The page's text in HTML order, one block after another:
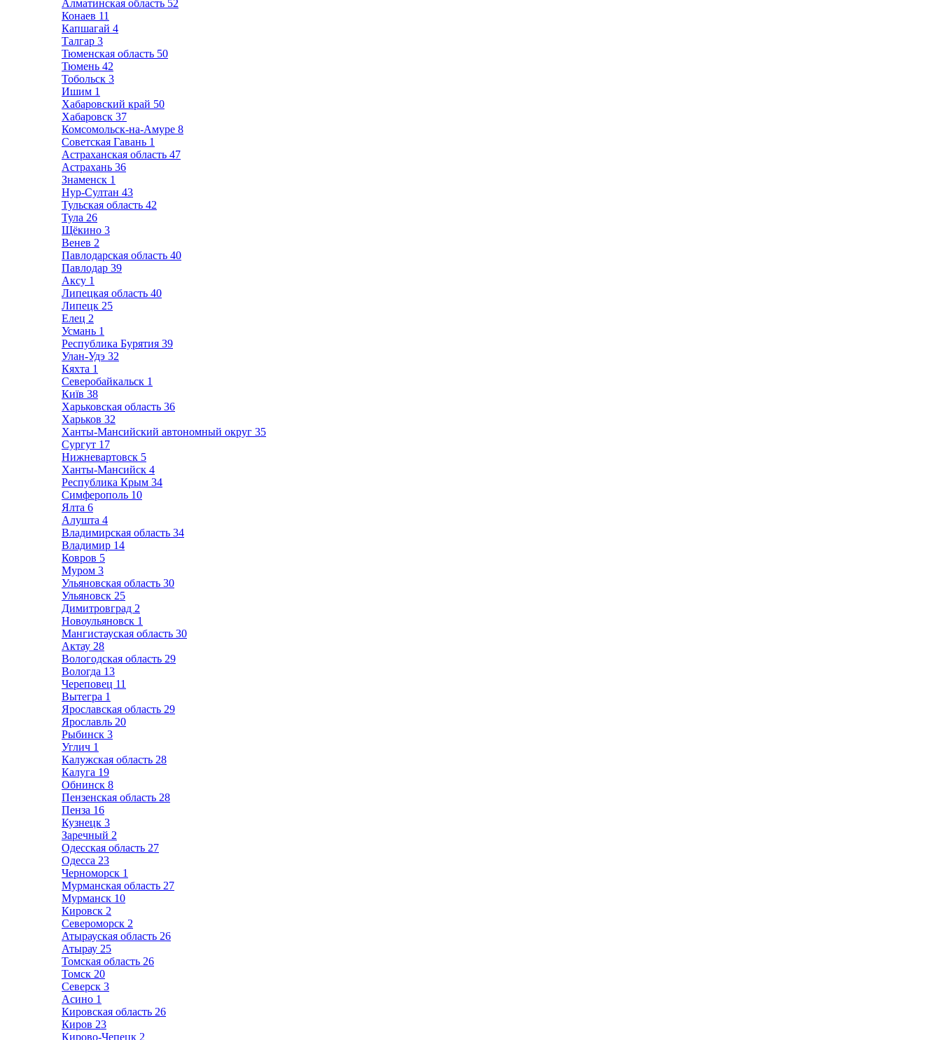
Алматинская область 52
Конаев 11
Капшагай 4
Талгар 3
Тюменская область 50
Тюмень 42
Тобольск 3
Ишим 1
Хабаровский край 50
Хабаровск 37
Комсомольск-на-Амуре 8
Советская Гавань 1
Астраханская область 47
Астрахань 36
Знаменск 1
Нур-Султан 43
Тульская область 42
Тула 26
Щёкино 3
Венев 2
Павлодарская область 40
Павлодар 39
Аксу 1
Липецкая область 40
Липецк 25
Елец 2
Усмань 1
Республика Бурятия 39
Улан-Удэ 32
Кяхта 1
Северобайкальск 1
Київ 38
Харьковская область 36
Харьков 32
Ханты-Мансийский автономный округ 35
Сургут 17
Нижневартовск 5
Ханты-Мансийск 4
Республика Крым 34
Симферополь 10
Ялта 6
Алушта 4
Владимирская область 34
Владимир 14
Ковров 5
Муром 3
Ульяновская область 30
Ульяновск 25
Димитровград 2
Новоульяновск 1
Мангистауская область 30
Актау 28
Вологодская область 29
Вологда 13
Череповец 11
Вытегра 1
Ярославская область 29
Ярославль 20
Рыбинск 3
Углич 1
Калужская область 28
Калуга 19
Обнинск 8
Пензенская область 28
Пенза 16
Кузнецк 3
Заречный 2
Одесская область 27
Одесса 23
Черноморск 1
Мурманская область 27
Мурманск 10
Кировск 2
Североморск 2
Атырауская область 26
Атырау 25
Томская область 26
Томск 20
Северск 3
Асино 1
Кировская область 26
Киров 23
Кирово-Чепецк 2